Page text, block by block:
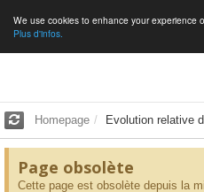
We use cookies to enhance your experience
Plus d'infos.
Homepage Evolution relative
Page obsolète
Cette page est obsolète depuis la